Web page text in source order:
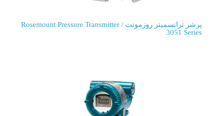
پرشر ترانسمیتر روزمونت / Rosemount Pressure Transmitter